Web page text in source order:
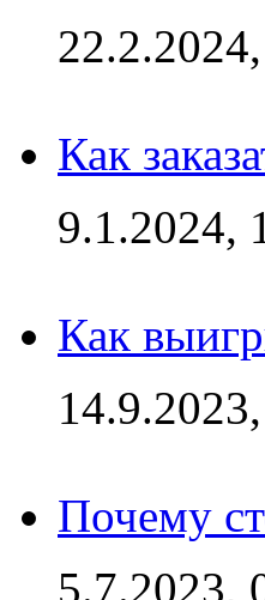
Как
9.1.2024,
Как
Почему
5.7.2023,